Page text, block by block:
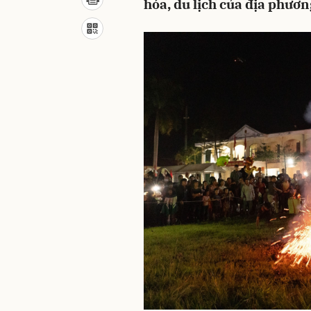
hóa, du lịch của địa